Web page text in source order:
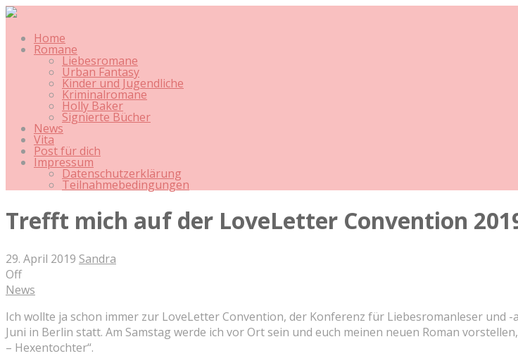
Home
Romane
Liebesromane
Urban Fantasy
Kinder und Jugendliche
Kriminalromane
Holly Baker
Signierte Bücher
News
Vita
Post für dich
Impressum
Datenschutzerklärung
Teilnahmebedingungen
Trefft mich auf der LoveLetter Convention
29. April 2019 Sandra
Off
News
Ich wollte ja schon immer zur LoveLetter Convention, der Konferenz für Liebesromanleser und -
Juni in Berlin statt. Am Samstag werde ich vor Ort sein und euch meinen neuen Roman
– Hexentochter“.